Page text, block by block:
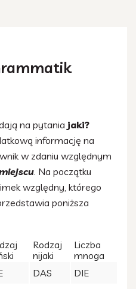
na pytania jaki?
informację na
w zdaniu względnym
. Na początku
względny, którego
poniższa
Rodzaj
nijaki
Liczba
mnoga
DAS
DIE